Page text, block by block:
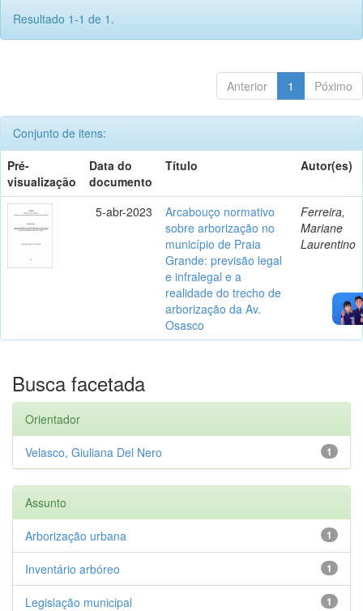
Resultado 1-1 de 1.
Anterior 1 Póximo
Conjunto de itens:
Pré-
visualização
Data do
documento
Título Autor(es)
5-abr-2023
Arcabouço normativo
sobre arborização no
município de Praia
Grande: previsão legal
e infralegal e a
realidade do trecho de
arborização da Av.
Osasco
Ferreira,
Mariane
Laurentino
Busca facetada
Orientador
1
Velasco, Giuliana Del Nero
Assunto
1
Arborização urbana
1
Inventário arbóreo
1
Legislação municipal